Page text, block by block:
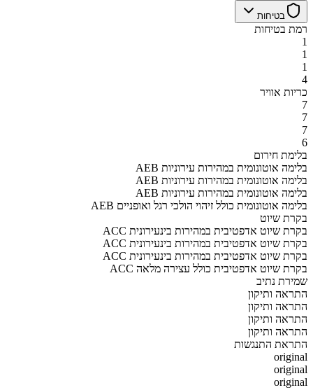
בטיחות
רמת בטיחות
1
1
1
4
כריות אוויר
7
7
7
6
בלימת חירום
AEB בלימה אוטונומית במהירות עירוניות
AEB בלימה אוטונומית במהירות עירוניות
AEB בלימה אוטונומית במהירות עירוניות
AEB בלימה אוטונומית כולל זיהוי הולכי רגל ואופניים
בקרת שיוט
ACC בקרת שיוט אדפטיבית במהירות בינעירונית
ACC בקרת שיוט אדפטיבית במהירות בינעירונית
ACC בקרת שיוט אדפטיבית במהירות בינעירונית
ACC בקרת שיוט אדפטיבית כולל עצירה מלאה
שמירת נתיב
התראה ותיקון
התראה ותיקון
התראה ותיקון
התראה ותיקון
התראת התנגשות
original
original
original